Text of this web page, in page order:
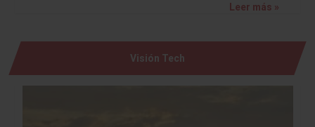
Leer más »
Visión Tech